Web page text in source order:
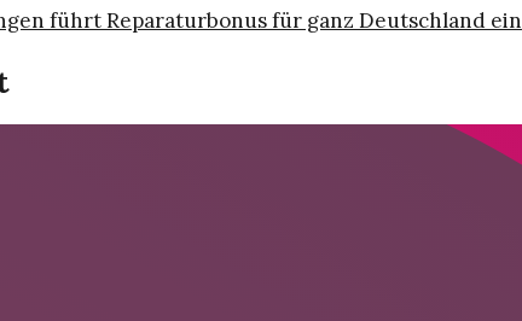
führt Reparaturbonus für ganz Deutschland ein